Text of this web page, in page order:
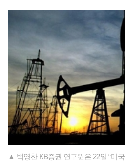
▲ 백영찬 KB증권 연구원은 22일 “미